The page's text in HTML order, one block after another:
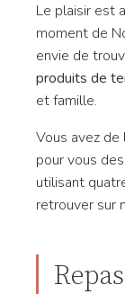
Le plaisir est
moment de
envie de
produits de
et famille.
Vous avez de
pour vous
utilisant
retrouver sur